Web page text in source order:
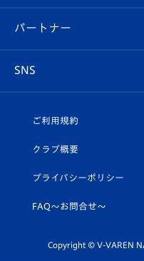
メディア
ホームタウン
マスコット紹介
平和祈念活動
ホームタウン活動
ヴィヴィくんの長崎おも
スタジアムグルメ
V-LOVERS（ファンクラ
プレイヤーズスイート
店舗情報
育成からのお知らせ
U-18
スクール
パートナー
SNS
ヴィヴィくんインスタグ
公式LINE＠
ご利用規約
クラブ概要
プライバシーポリシー
FAQ〜お問合せ〜
Copyright © V-VAREN